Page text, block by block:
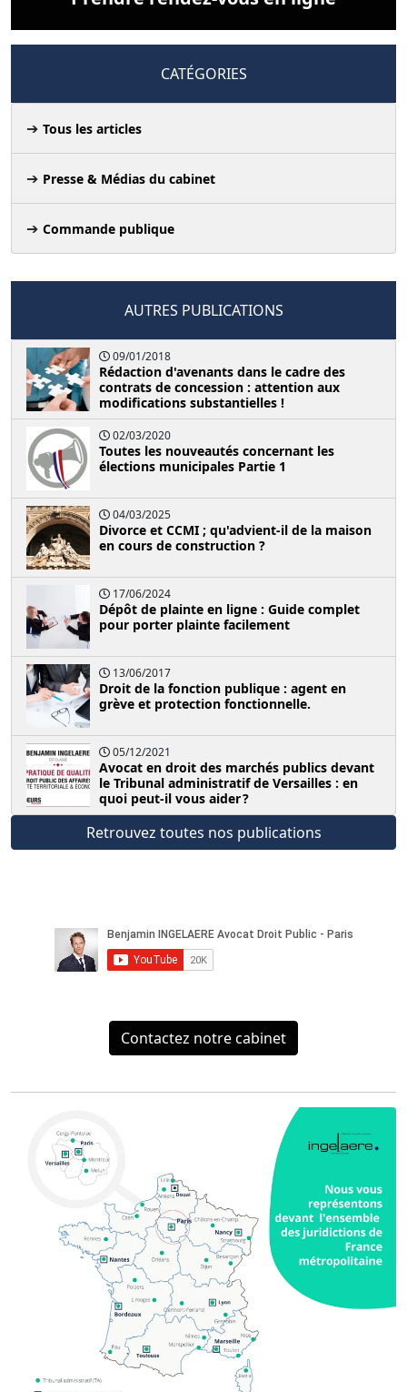
CATÉGORIES
Tous les articles
Presse & Médias du cabinet
Commande publique
AUTRES PUBLICATIONS
09/01/2018
Rédaction d'avenants dans le cadre des
contrats de concession : attention aux
modifications substantielles !
02/03/2020
Toutes les nouveautés concernant les
élections municipales Partie 1
04/03/2025
Divorce et CCMI ; qu'advient-il de la maison
en cours de construction ?
17/06/2024
Dépôt de plainte en ligne : Guide complet
pour porter plainte facilement
13/06/2017
Droit de la fonction publique : agent en
grève et protection fonctionnelle.
05/12/2021
Avocat en droit des marchés publics devant
le Tribunal administratif de Versailles : en
quoi peut-il vous aider ?
Retrouvez toutes nos publications
Contactez notre cabinet